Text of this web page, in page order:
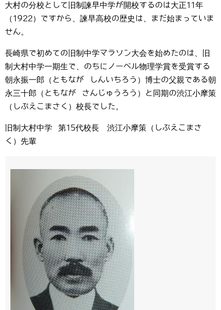
大村の分校として旧制諫早中学が開校するのは大正11年
（1922）ですから、諫早高校の歴史は、まだ始まっていま
せん。
長崎県で初めての旧制中学マラソン大会を始めたのは、旧
制大村中学一期生で、のちにノーベル物理学賞を受賞する
朝永振一郎（ともなが しんいちろう）博士の父親である朝
永三十郎（ともなが さんじゅうろう）と同期の渋江小摩策
（しぶえこまさく）校長でした。
旧制大村中学 第15代校長 渋江小摩策（しぶえこまさ
く）先輩